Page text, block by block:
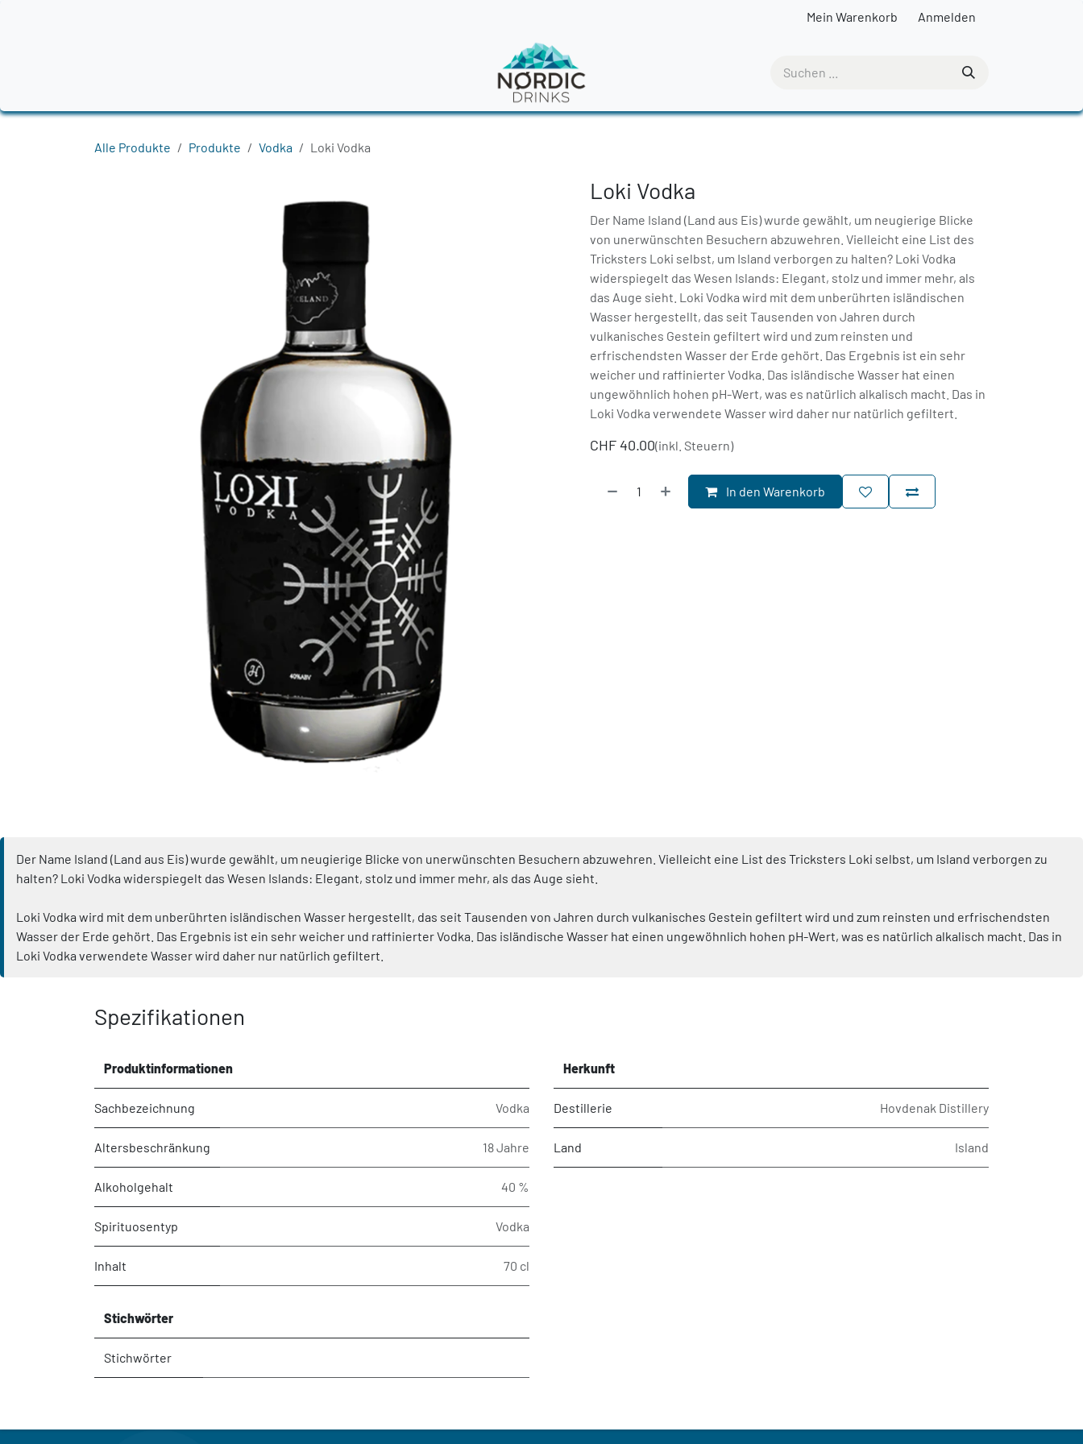
Mein Warenkorb Anmelden
Alle Produkte Produkte Vodka Loki Vodka
Loki Vodka
Der Name Island (Land aus Eis) wurde gewählt, um neugierige Blicke
von unerwünschten Besuchern abzuwehren. Vielleicht eine List des
Tricksters Loki selbst, um Island verborgen zu halten? Loki Vodka
widerspiegelt das Wesen Islands: Elegant, stolz und immer mehr, als
das Auge sieht. Loki Vodka wird mit dem unberührten isländischen
Wasser hergestellt, das seit Tausenden von Jahren durch
vulkanisches Gestein gefiltert wird und zum reinsten und
erfrischendsten Wasser der Erde gehört. Das Ergebnis ist ein sehr
weicher und raffinierter Vodka. Das isländische Wasser hat einen
ungewöhnlich hohen pH-Wert, was es natürlich alkalisch macht. Das in
Loki Vodka verwendete Wasser wird daher nur natürlich gefiltert.
CHF 40.00(inkl. Steuern)
In den Warenkorb
Der Name Island (Land aus Eis) wurde gewählt, um neugierige Blicke von unerwünschten Besuchern abzuwehren. Vielleicht eine List des Tricksters Loki selbst, um Island verborgen zu
halten? Loki Vodka widerspiegelt das Wesen Islands: Elegant, stolz und immer mehr, als das Auge sieht.
Loki Vodka wird mit dem unberührten isländischen Wasser hergestellt, das seit Tausenden von Jahren durch vulkanisches Gestein gefiltert wird und zum reinsten und erfrischendsten
Wasser der Erde gehört. Das Ergebnis ist ein sehr weicher und raffinierter Vodka. Das isländische Wasser hat einen ungewöhnlich hohen pH-Wert, was es natürlich alkalisch macht. Das in
Loki Vodka verwendete Wasser wird daher nur natürlich gefiltert.
Spezifikationen
Produktinformationen
Sachbezeichnung Vodka
Altersbeschränkung 18 Jahre
Alkoholgehalt 40 %
Spirituosentyp Vodka
Inhalt 70 cl
Herkunft
Destillerie Hovdenak Distillery
Land Island
Stichwörter
Stichwörter